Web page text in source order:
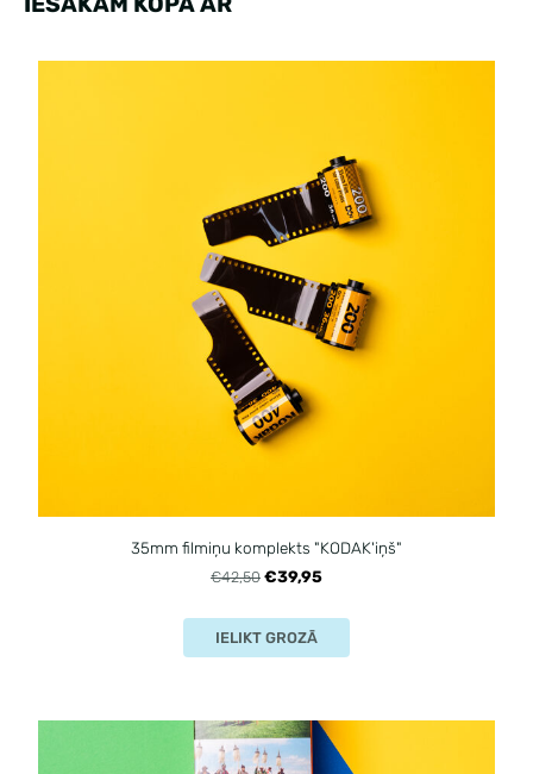
35mm filmiņu komplekts "KODAK'iņš"
€42,50 €39,95
IELIKT GROZĀ